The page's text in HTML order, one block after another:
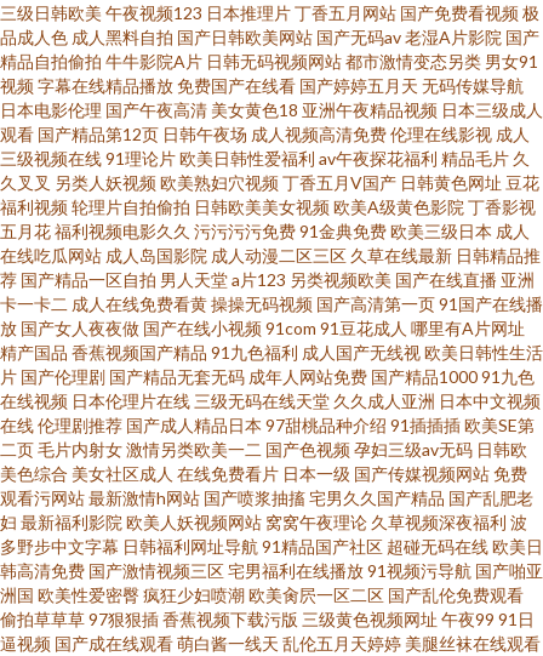
音 成人第二免费视频 91传媒影视 免费福利网站 91已拍视频 五月天日日干 国
产精品久久一区 91妻激情 国际东方AV在线 久久麻豆主播在线 www2AV色图
91ncom一起操 麻豆绿帽 草逼资源 亚洲色图婆 精品一页视频 91色涩 三级片
com 国产123 97干在线 一本道加勒比AV 久久资源国产 草莓视频www 中日韩
综合色图区 久久手机视频免费精品 97超碰成人网址 91cn路com 免费不卡肏
屄视频 成人电影俺去也 91豆花在线观看免费 黄色性情网站 91色网站 日韩无
码导航 豆花社区久久 91超碰国产在线 欧美男女性交 wwwprontv6 伊人大香
蕉影城 久久黄网 91网站不用下载直接观看 五月天先锋影音 国内肏屄 91狼友
之家 avtt导航 91蝌蚪tv视频 色五月激情丁香 久久艹精品在线 ts92伪娘网 91
白丝操 日本人人操 国产精品熟女久久
三级日韩欧美 午夜视频123 日本推理片丁香五月网站 国产免费看视频极
品成人色 成人黑料自拍 国产日韩欧美网站 国产无码av老湿A片影院 国产
精品自拍偷拍 牛牛影院A片 日韩无码视频网站都市激情变态另类 男女91
视频字幕在线精品播放免费国产在线看 国产婷婷五月天 无码传媒导航
日本电影伦理 国产午夜高清 美女黄色18 亚洲午夜精品视频 日本三级成人
观看 国产精品第12页 日韩午夜场 成人视频高清免费伦理在线影视 成人
三级视频在线91理论片欧美日韩性爱福利 av午夜探花福利 精品毛片 久
久叉叉 另类人妖视频欧美熟妇穴视频丁香五月V国产 日韩黄色网址 豆花
福利视频轮理片自拍偷拍 日韩欧美美女视频欧美A级黄色影院 丁香影视
五月花福利视频电影久久 污污污污免费91金典免费欧美三级日本 成人
在线吃瓜网站 成人岛国影院 成人动漫二区三区 久草在线最新 日韩精品推
荐 国产精品一区自拍 男人天堂a片123 另类视频欧美 国产在线直播 亚洲
卡一卡二 成人在线免费看黄操操无码视频 国产高清第一页91国产在线播
放 国产女人夜夜做 国产在线小视频91com 91豆花成人 哪里有A片网址
精产国品 香蕉视频国产精品 91九色福利 成人国产无线视欧美日韩性生活
片 国产伦理剧 国产精品无套无码 成年人网站免费 国产精品100091九色
在线视频 日本伦理片在线 三级无码在线天堂 久久成人亚洲 日本中文视频
在线伦理剧推荐 国产成人精品日本 97甜桃品种介绍 91插插插欧美SE第
二页毛片内射女激情另类欧美一二 国产色视频孕妇三级av无码 日韩欧
美色综合 美女社区成人 在线免费看片 日本一级 国产传媒视频网站免费
观看污网站最新激情h网站 国产喷浆抽搐宅男久久国产精品 国产乱肥老
妇 最新福利影院 欧美人妖视频网站 窝窝午夜理论 久草视频深夜福利 波
多野步中文字幕 日韩福利网址导航 91精品国产社区 超碰无码在线欧美日
韩高清免费 国产激情视频三区宅男福利在线播放91视频污导航 国产啪亚
洲国 欧美性爱密臀疯狂少妇喷潮欧美肏屄一区二区 国产乱伦免费观看
偷拍草草草97狠狠插香蕉视频下载污版 三级黄色视频网址 午夜99 91日
逼视频 国产成在线观看萌白酱一线天 乱伦五月天婷婷 美腿丝袜在线观看